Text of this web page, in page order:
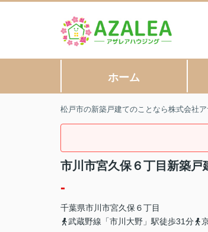
ホーム
松戸市の新築戸建てのことなら株式会社
市川市宮久保６丁目新築戸
-
千葉県市川市宮久保 ６丁目
武蔵野線「市川大野」駅徒歩31分